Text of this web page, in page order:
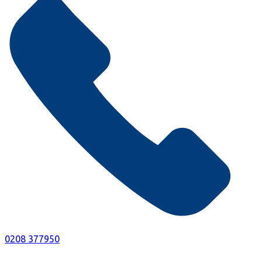
0208 377950